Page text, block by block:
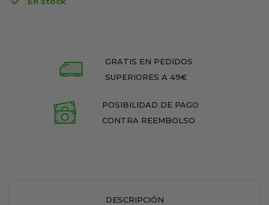
GRATIS EN PEDIDOS
SUPERIORES A 49€
POSIBILIDAD DE PAGO
CONTRA REEMBOLSO
DESCRIPCIÓN